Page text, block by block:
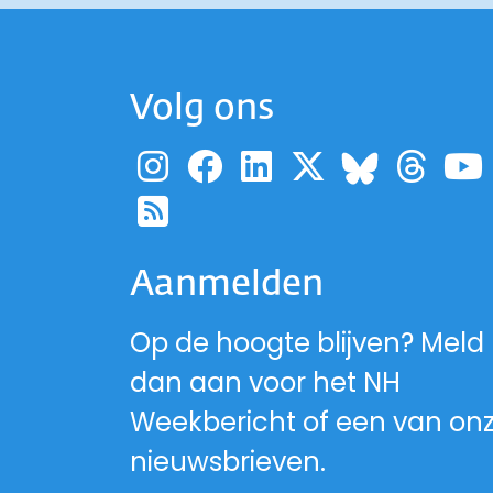
Volg ons
Ga naar de
Ga naar de
Ga naar de
Ga naar
Ga
Ga naar de RSS-
Aanmelden
Op de hoogte blijven? Meld
dan aan voor het NH
Weekbericht of een van
nieuwsbrieven.